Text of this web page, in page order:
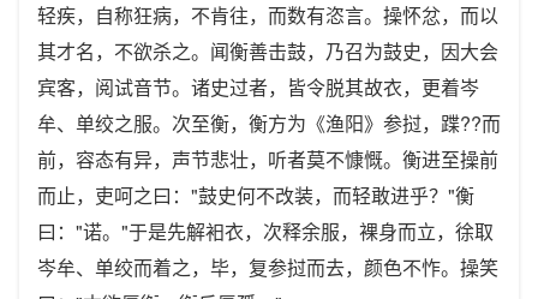
轻疾，自称狂病，不肯往，而数有恣言。操怀忿，而以
其才名，不欲杀之。闻衡善击鼓，乃召为鼓史，因大会
宾客，阅试音节。诸史过者，皆令脱其故衣，更着岑
牟、单绞之服。次至衡，衡方为《渔阳》参挝，蹀??而
前，容态有异，声节悲壮，听者莫不慷慨。衡进至操前
而止，吏呵之曰："鼓史何不改装，而轻敢进乎？"衡
曰："诺。"于是先解衵衣，次释余服，裸身而立，徐取
岑牟、单绞而着之，毕，复参挝而去，颜色不怍。操笑